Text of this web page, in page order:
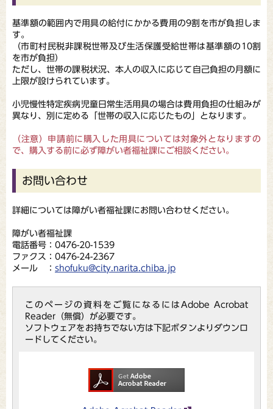
基準額の範囲内で用具の給付にかかる費用の9割を市が負担しま
す。
（市町村民税非課税世帯及び生活保護受給世帯は基準額の10割
を市が負担）
ただし、世帯の課税状況、本人の収入に応じて自己負担の月額に
上限が設けられています。
小児慢性特定疾病児童日常生活用具の場合は費用負担の仕組みが
異なり、別に定める「世帯の収入に応じたもの」となります。
（注意）申請前に購入した用具については対象外となりますの
で、購入する前に必ず障がい者福祉課にご相談ください。
お問い合わせ
詳細については障がい者福祉課にお問い合わせください。
障がい者福祉課
電話番号：0476-20-1539
ファクス：0476-24-2367
メール ： shofuku@city.narita.chiba.jp
このページの資料をご覧になるにはAdobe Acrobat
Reader（無償）が必要です。
ソフトウェアをお持ちでない方は下記ボタンよりダウンロ
ードしてください。